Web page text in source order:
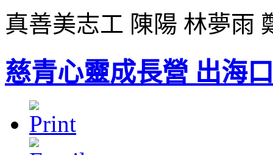
真善美志工 陳陽 林夢雨
慈青心靈成長營 出海